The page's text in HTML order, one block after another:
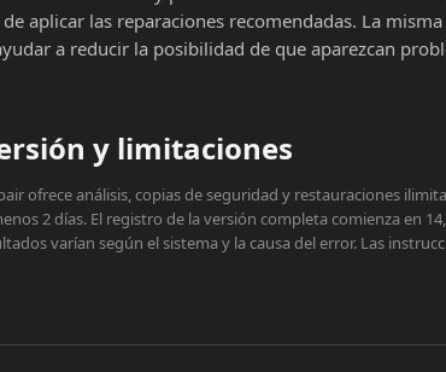
aplicar las reparaciones recomendadas. La
a reducir la posibilidad de que aparezcan
y limitaciones
ofrece análisis, copias de seguridad y restauraciones
2 días. El registro de la versión completa comienza en
varían según el sistema y la causa del error. Las